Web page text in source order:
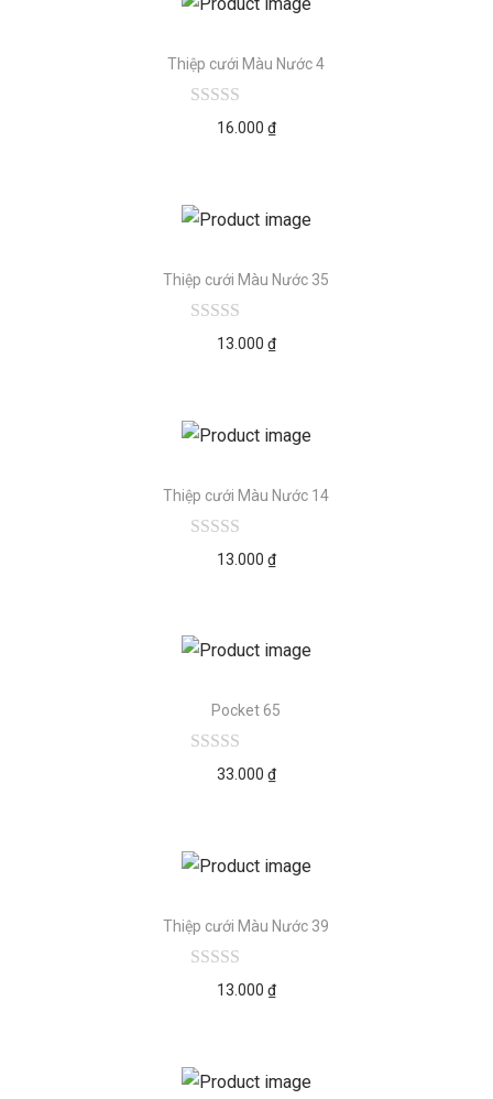
Thiệp cưới Màu Nước 4
16.000 ₫
Thiệp cưới Màu Nước 35
13.000 ₫
Thiệp cưới Màu Nước 14
13.000 ₫
Pocket 65
33.000 ₫
Thiệp cưới Màu Nước 39
13.000 ₫